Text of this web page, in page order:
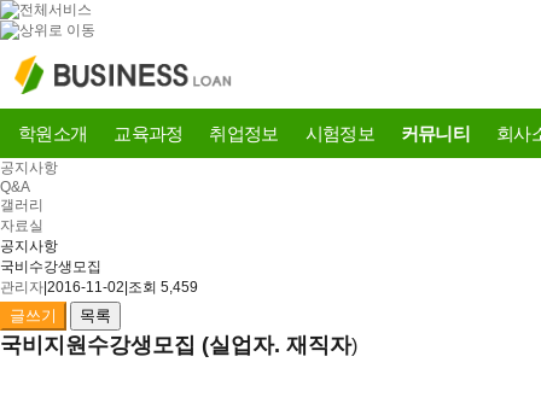
학원소개 교육과정 취업정보 시험정보 커뮤니티 회사
공지사항
Q&A
갤러리
자료실
공지사항
국비수강생모집
관리자 2016-11-02 조회 5,459
글쓰기 목록
국비지원수강생모집 (실업자. 재직자)